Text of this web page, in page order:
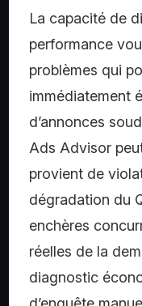
La capacité de
performance
problèmes qui
immédiatement
d’annonces
Ads Advisor
provient de
dégradation du
enchères
réelles de la
diagnostic